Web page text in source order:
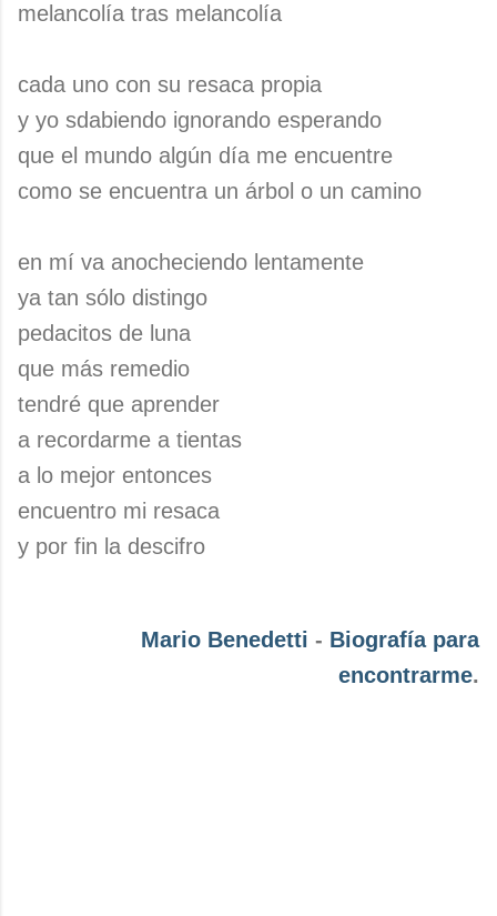
melancolía tras melancolía
cada uno con su resaca propia
y yo sdabiendo ignorando esperando
que el mundo algún día me encuentre
como se encuentra un árbol o un camino
en mí va anocheciendo lentamente
ya tan sólo distingo
pedacitos de luna
que más remedio
tendré que aprender
a recordarme a tientas
a lo mejor entonces
encuentro mi resaca
y por fin la descifro
Mario Benedetti - Biografía para
encontrarme.